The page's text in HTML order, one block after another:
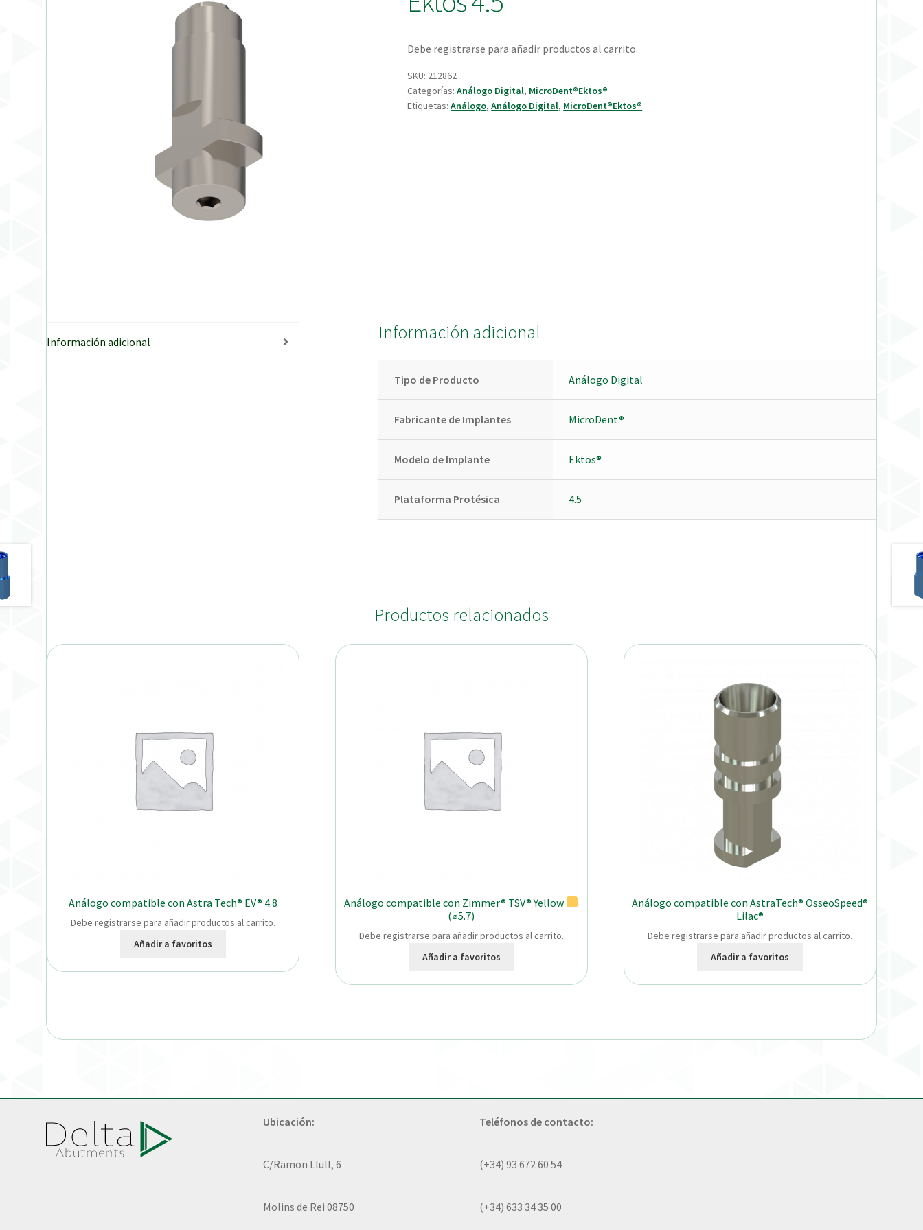
Debe registrarse para añadir productos al carrito.
SKU: 212862
Categorías:Análogo Digital, MicroDent®Ektos®
Etiquetas:Análogo,Análogo Digital, MicroDent®Ektos®
Información adicional Información adicional
Tipo de Producto Análogo Digital
Fabricante de Implantes MicroDent®
Modelo de Implante Ektos®
Plataforma Protésica 4.5
Productos relacionados
Análogo compatible con Astra Tech® EV® 4.8
Debe registrarse para añadir productos al carrito.
Añadir a favoritos
Análogo compatible con Zimmer® TSV® Yellow
(⌀5.7)
Debe registrarse para añadir productos al carrito.
Añadir a favoritos
Análogo compatible con AstraTech® OsseoSpeed®
Lilac®
Debe registrarse para añadir productos al carrito.
Añadir a favoritos
Ubicación:
C/Ramon Llull, 6
Molins de Rei 08750
Teléfonos de contacto:
(+34) 93 672 60 54
(+34) 633 34 35 00